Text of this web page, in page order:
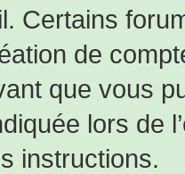
Certains
de
que vous
lors de
instructions.